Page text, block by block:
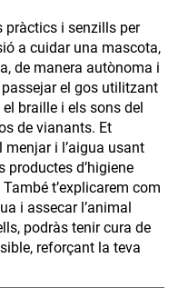
pràctics i senzills per
a cuidar una mascota,
de manera autònoma i
el gos utilitzant
braille i els sons del
de vianants. Et
i l’aigua usant
productes d’higiene
t’explicarem com
i assecar l’animal
podràs tenir cura de
reforçant la teva